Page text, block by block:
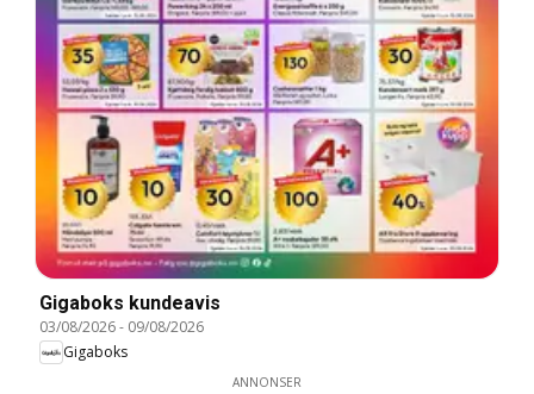
Gigaboks kundeavis
03/08/2026- 09/08/2026
Gigaboks
ANNONSER